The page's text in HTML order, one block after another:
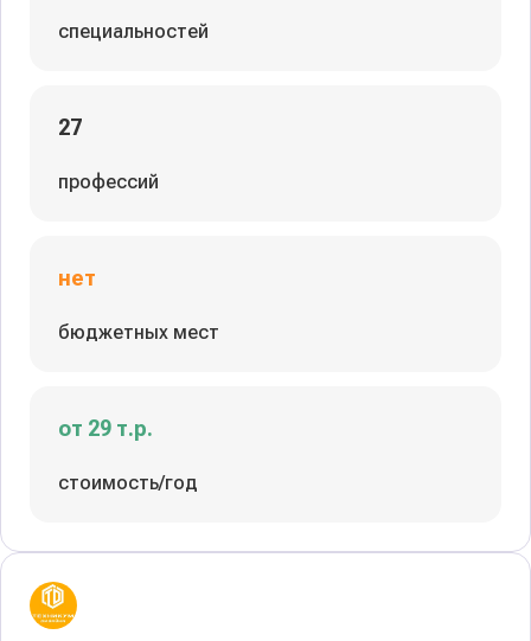
специальностей
27
профессий
нет
бюджетных мест
от 29 т.р.
стоимость/год